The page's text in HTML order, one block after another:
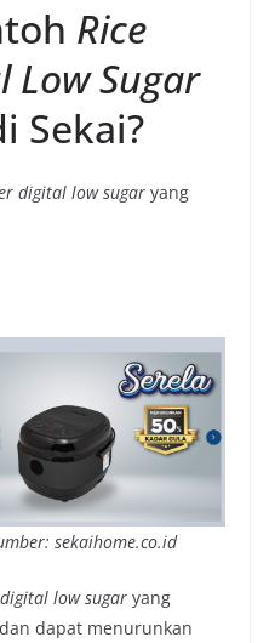
Rice
Low Sugar
Sekai?
digital low sugar yang
sekaihome.co.id
low sugar yang
dapat menurunkan